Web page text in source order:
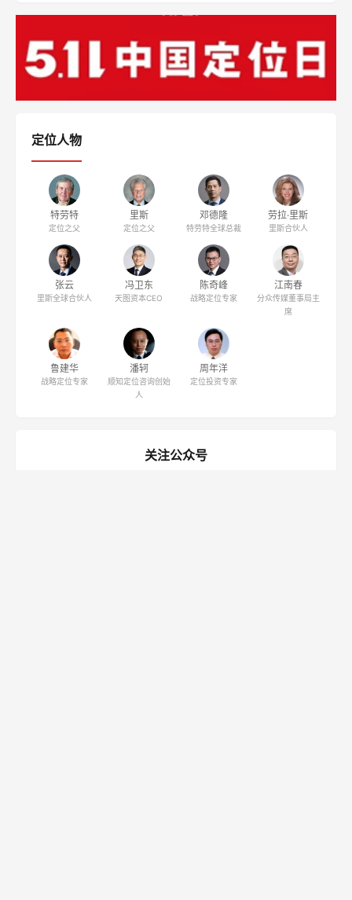
定位人物
特劳特
定位之父
里斯
定位之父
邓德隆
特劳特全球总裁
劳拉·里斯
里斯合伙人
张云
里斯全球合伙人
冯卫东
天图资本CEO
陈奇峰
战略定位专家
江南春
分众传媒董事局主
席
鲁建华
战略定位专家
潘轲
顺知定位咨询创始
人
周年洋
定位投资专家
关注公众号